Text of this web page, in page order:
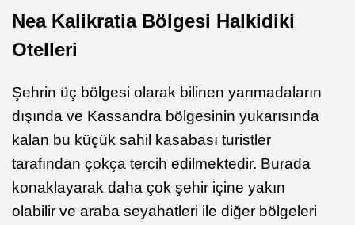
Nea Kalikratia Bölgesi Halkidiki
Otelleri
Şehrin üç bölgesi olarak bilinen yarımadaların
dışında ve Kassandra bölgesinin yukarısında
kalan bu küçük sahil kasabası turistler
tarafından çokça tercih edilmektedir. Burada
konaklayarak daha çok şehir içine yakın
olabilir ve araba seyahatleri ile diğer bölgeleri